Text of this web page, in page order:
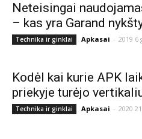
Neteisingai
– kas yra Garand
Technika ir ginklai Apkasai - 2019 6
Kodėl kai kurie APK
priekyje turėjo
Technika ir ginklai Apkasai - 2020